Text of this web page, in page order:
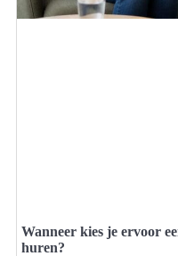
Wanneer kies je ervoor
huren?